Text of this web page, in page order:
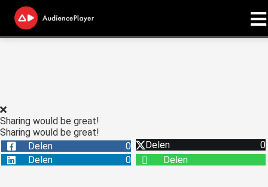
Sharing would be great!
Sharing would be great!
Delen
0 Delen
0
Delen
0 Delen